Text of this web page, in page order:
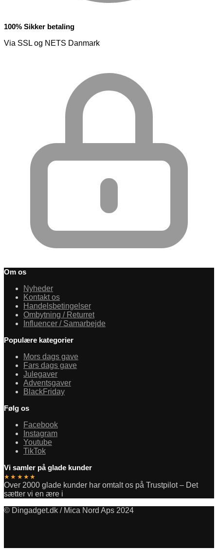
100% Sikker betaling
Via SSL og NETS Danmark
Om os
Nyheder
Kontakt os
Handelsbetingelser
Ombytning / Returret
Influencer / Samarbejde
Populære kategorier
Mors dags gave
Fars dags gave
Julegaver
Adventsgaver
BlackFriday
Følg os
Facebook
Instagram
Youtube
TikTok
Vi samler på glade kunder
★★★★★
Over 2000 glade kunder har omtalt os på Trustpilot – Det
sætter vi en ære i
© Dingadget.dk / Mica Nord Aps 2024